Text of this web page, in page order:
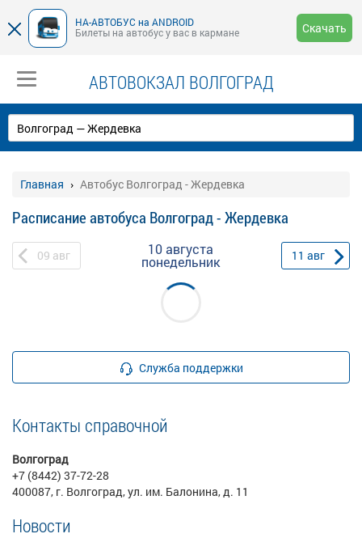
НА-АВТОБУС на ANDROID
Билеты на автобус у вас в кармане
Скачать
АВТОВОКЗАЛ ВОЛГОГРАД
Главная Автобус Волгоград - Жердевка
Расписание автобуса Волгоград - Жердевка
09 авг 10 августа
понедельник 11 авг
Служба поддержки
Контакты справочной
Волгоград
+7 (8442) 37-72-28
400087, г. Волгоград, ул. им. Балонина, д. 11
Новости